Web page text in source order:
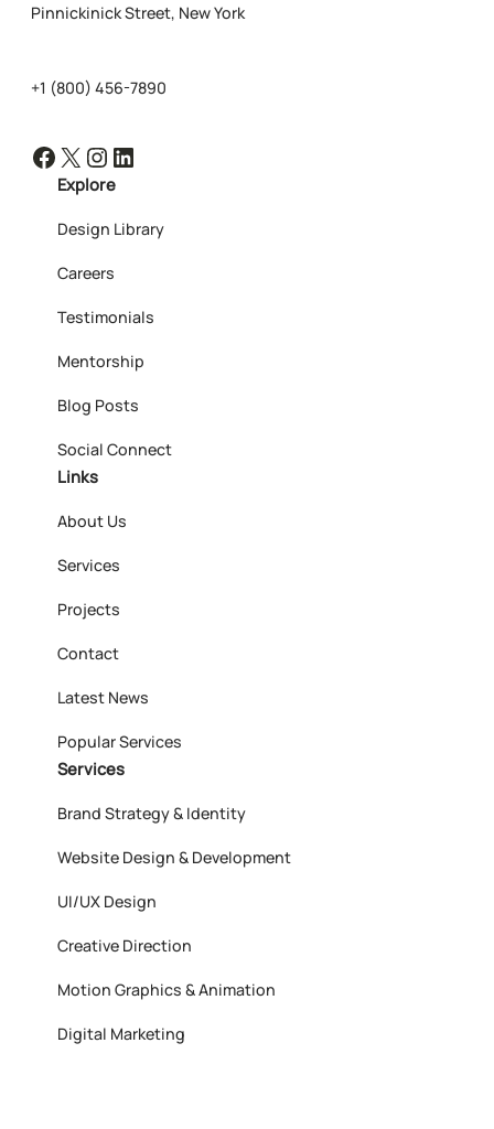
Pinnickinick Street, New York
+1 (800) 456-7890
Facebook X Instagram LinkedIn
Explore
Design Library
Careers
Testimonials
Mentorship
Blog Posts
Social Connect
Links
About Us
Services
Projects
Contact
Latest News
Popular Services
Services
Brand Strategy & Identity
Website Design & Development
UI/UX Design
Creative Direction
Motion Graphics & Animation
Digital Marketing